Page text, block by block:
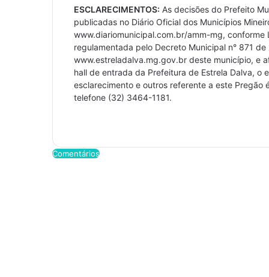
ESCLARECIMENTOS: As decisões do Prefeito
publicadas no Diário Oficial dos Municípios
www.diariomunicipal.com.br/amm-mg, conforme
regulamentada pelo Decreto Municipal n° 871
www.estreladalva.mg.gov.br deste município, e
hall de entrada da Prefeitura de Estrela Dalva, o
esclarecimento e outros referente a este Pregão
telefone (32) 3464-1181.
Comentários